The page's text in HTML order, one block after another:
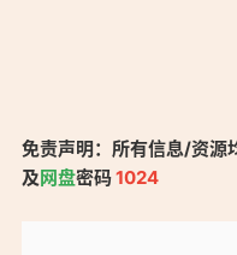
免责声明：所有信息/资源
及网盘密码1024